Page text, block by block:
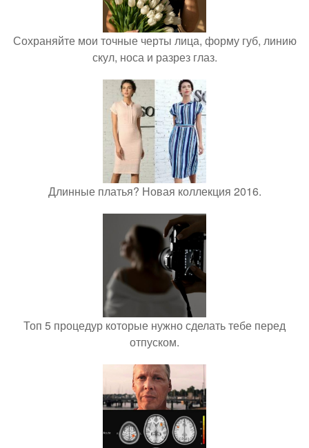
Сохраняйте мои точные черты лица, форму губ, линию
скул, носа и разрез глаз.
Длинные платья? Новая коллекция 2016.
Топ 5 процедур которые нужно сделать тебе перед
отпуском.